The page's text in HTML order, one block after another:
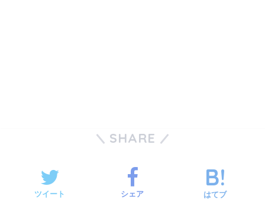
SHARE
ツイート シェア はてブ